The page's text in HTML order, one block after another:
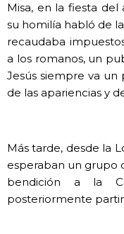
Misa, en la fiesta del
su homilía habló de
recaudaba
a los romanos, un
Jesús siempre va un
de las apariencias y
Más tarde, desde la
esperaban un grupo
bendición a la
posteriormente partir